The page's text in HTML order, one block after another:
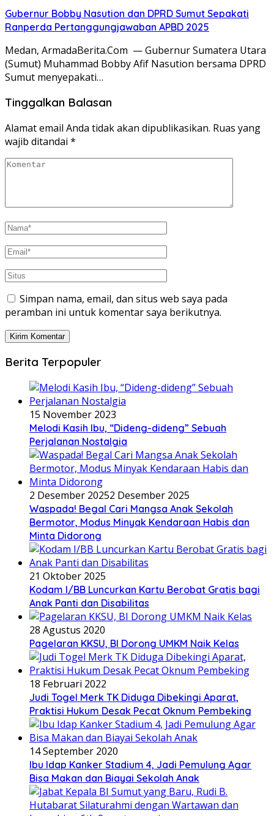
Gubernur Bobby Nasution dan DPRD Sumut Sepakati
Ranperda Pertanggungjawaban APBD 2025
Medan, ArmadaBerita.Com — Gubernur Sumatera Utara
(Sumut) Muhammad Bobby Afif Nasution bersama DPRD
Sumut menyepakati…
Tinggalkan Balasan
Alamat email Anda tidak akan dipublikasikan. Ruas yang
wajib ditandai *
Simpan nama, email, dan situs web saya pada
peramban ini untuk komentar saya berikutnya.
Berita Terpopuler
15 November 2023
Melodi Kasih Ibu, “Dideng-dideng” Sebuah
Perjalanan Nostalgia
2 Desember 20252 Desember 2025
Waspada! Begal Cari Mangsa Anak Sekolah
Bermotor, Modus Minyak Kendaraan Habis dan
Minta Didorong
21 Oktober 2025
Kodam I/BB Luncurkan Kartu Berobat Gratis bagi
Anak Panti dan Disabilitas
28 Agustus 2020
Pagelaran KKSU, BI Dorong UMKM Naik Kelas
18 Februari 2022
Judi Togel Merk TK Diduga Dibekingi Aparat,
Praktisi Hukum Desak Pecat Oknum Pembeking
14 September 2020
Ibu Idap Kanker Stadium 4, Jadi Pemulung Agar
Bisa Makan dan Biayai Sekolah Anak